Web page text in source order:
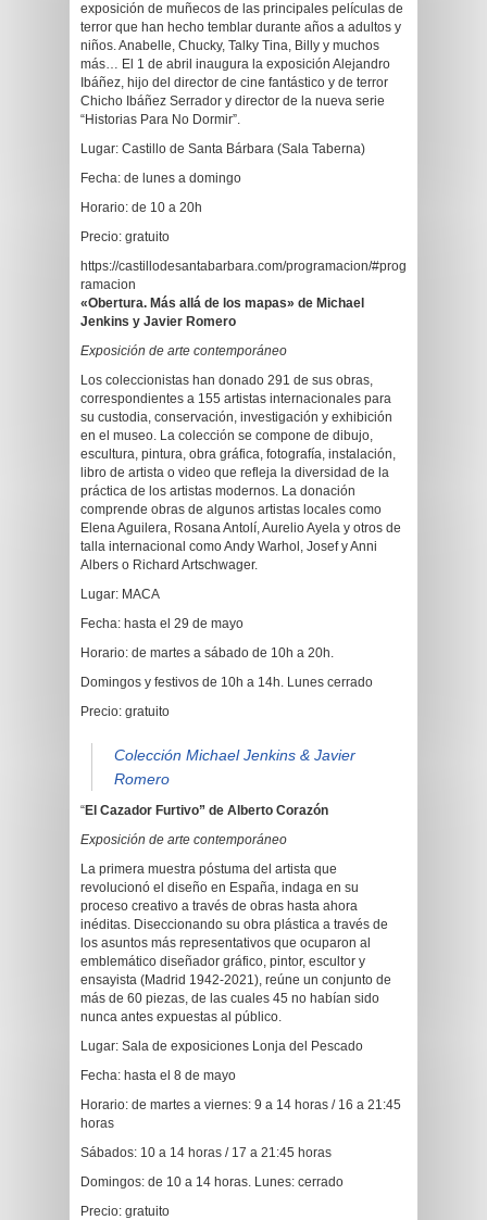
exposición de muñecos de las principales películas de
terror que han hecho temblar durante años a adultos y
niños. Anabelle, Chucky, Talky Tina, Billy y muchos
más… El 1 de abril inaugura la exposición Alejandro
Ibáñez, hijo del director de cine fantástico y de terror
Chicho Ibáñez Serrador y director de la nueva serie
“Historias Para No Dormir”.
Lugar: Castillo de Santa Bárbara (Sala Taberna)
Fecha: de lunes a domingo
Horario: de 10 a 20h
Precio: gratuito
https://castillodesantabarbara.com/programacion/#prog
ramacion
«Obertura. Más allá de los mapas» de Michael
Jenkins y Javier Romero
Exposición de arte contemporáneo
Los coleccionistas han donado 291 de sus obras,
correspondientes a 155 artistas internacionales para
su custodia, conservación, investigación y exhibición
en el museo. La colección se compone de dibujo,
escultura, pintura, obra gráfica, fotografía, instalación,
libro de artista o video que refleja la diversidad de la
práctica de los artistas modernos. La donación
comprende obras de algunos artistas locales como
Elena Aguilera, Rosana Antolí, Aurelio Ayela y otros de
talla internacional como Andy Warhol, Josef y Anni
Albers o Richard Artschwager.
Lugar: MACA
Fecha: hasta el 29 de mayo
Horario: de martes a sábado de 10h a 20h.
Domingos y festivos de 10h a 14h. Lunes cerrado
Precio: gratuito
Colección Michael Jenkins & Javier
Romero
“El Cazador Furtivo” de Alberto Corazón
Exposición de arte contemporáneo
La primera muestra póstuma del artista que
revolucionó el diseño en España, indaga en su
proceso creativo a través de obras hasta ahora
inéditas. Diseccionando su obra plástica a través de
los asuntos más representativos que ocuparon al
emblemático diseñador gráfico, pintor, escultor y
ensayista (Madrid 1942-2021), reúne un conjunto de
más de 60 piezas, de las cuales 45 no habían sido
nunca antes expuestas al público.
Lugar: Sala de exposiciones Lonja del Pescado
Fecha: hasta el 8 de mayo
Horario: de martes a viernes: 9 a 14 horas / 16 a 21:45
horas
Sábados: 10 a 14 horas / 17 a 21:45 horas
Domingos: de 10 a 14 horas. Lunes: cerrado
Precio: gratuito